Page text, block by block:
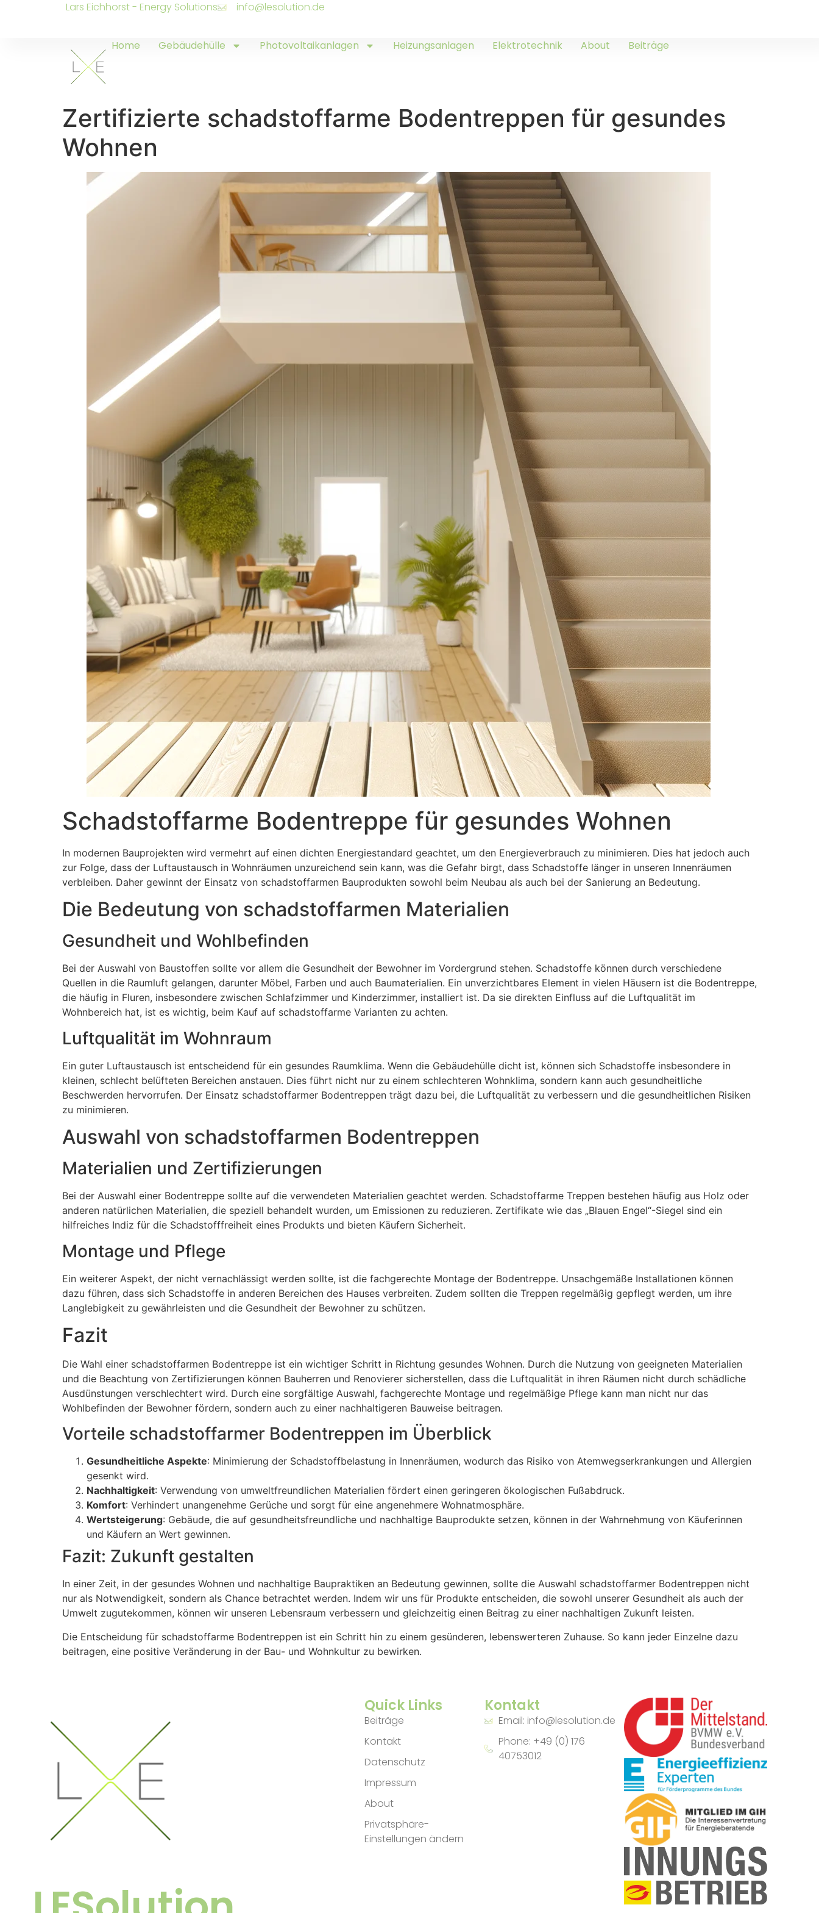
Lars Eichhorst - Energy Solutions info@lesolution.de
Home Gebäudehülle Photovoltaikanlagen Heizungsanlagen Elektrotechnik About Beiträge
Zertifizierte schadstoffarme Bodentreppen für gesundes
Wohnen
Schadstoffarme Bodentreppe für gesundes Wohnen
In modernen Bauprojekten wird vermehrt auf einen dichten Energiestandard geachtet, um den Energieverbrauch zu minimieren. Dies hat jedoch auch
zur Folge, dass der Luftaustausch in Wohnräumen unzureichend sein kann, was die Gefahr birgt, dass Schadstoffe länger in unseren Innenräumen
verbleiben. Daher gewinnt der Einsatz von schadstoffarmen Bauprodukten sowohl beim Neubau als auch bei der Sanierung an Bedeutung.
Die Bedeutung von schadstoffarmen Materialien
Gesundheit und Wohlbefinden
Bei der Auswahl von Baustoffen sollte vor allem die Gesundheit der Bewohner im Vordergrund stehen. Schadstoffe können durch verschiedene
Quellen in die Raumluft gelangen, darunter Möbel, Farben und auch Baumaterialien. Ein unverzichtbares Element in vielen Häusern ist die Bodentreppe,
die häufig in Fluren, insbesondere zwischen Schlafzimmer und Kinderzimmer, installiert ist. Da sie direkten Einfluss auf die Luftqualität im
Wohnbereich hat, ist es wichtig, beim Kauf auf schadstoffarme Varianten zu achten.
Luftqualität im Wohnraum
Ein guter Luftaustausch ist entscheidend für ein gesundes Raumklima. Wenn die Gebäudehülle dicht ist, können sich Schadstoffe insbesondere in
kleinen, schlecht belüfteten Bereichen anstauen. Dies führt nicht nur zu einem schlechteren Wohnklima, sondern kann auch gesundheitliche
Beschwerden hervorrufen. Der Einsatz schadstoffarmer Bodentreppen trägt dazu bei, die Luftqualität zu verbessern und die gesundheitlichen Risiken
zu minimieren.
Auswahl von schadstoffarmen Bodentreppen
Materialien und Zertifizierungen
Bei der Auswahl einer Bodentreppe sollte auf die verwendeten Materialien geachtet werden. Schadstoffarme Treppen bestehen häufig aus Holz oder
anderen natürlichen Materialien, die speziell behandelt wurden, um Emissionen zu reduzieren. Zertifikate wie das „Blauen Engel“-Siegel sind ein
hilfreiches Indiz für die Schadstofffreiheit eines Produkts und bieten Käufern Sicherheit.
Montage und Pflege
Ein weiterer Aspekt, der nicht vernachlässigt werden sollte, ist die fachgerechte Montage der Bodentreppe. Unsachgemäße Installationen können
dazu führen, dass sich Schadstoffe in anderen Bereichen des Hauses verbreiten. Zudem sollten die Treppen regelmäßig gepflegt werden, um ihre
Langlebigkeit zu gewährleisten und die Gesundheit der Bewohner zu schützen.
Fazit
Die Wahl einer schadstoffarmen Bodentreppe ist ein wichtiger Schritt in Richtung gesundes Wohnen. Durch die Nutzung von geeigneten Materialien
und die Beachtung von Zertifizierungen können Bauherren und Renovierer sicherstellen, dass die Luftqualität in ihren Räumen nicht durch schädliche
Ausdünstungen verschlechtert wird. Durch eine sorgfältige Auswahl, fachgerechte Montage und regelmäßige Pflege kann man nicht nur das
Wohlbefinden der Bewohner fördern, sondern auch zu einer nachhaltigeren Bauweise beitragen.
Vorteile schadstoffarmer Bodentreppen im Überblick
Gesundheitliche Aspekte: Minimierung der Schadstoffbelastung in Innenräumen, wodurch das Risiko von Atemwegserkrankungen und Allergien
gesenkt wird.
Nachhaltigkeit: Verwendung von umweltfreundlichen Materialien fördert einen geringeren ökologischen Fußabdruck.
Komfort: Verhindert unangenehme Gerüche und sorgt für eine angenehmere Wohnatmosphäre.
Wertsteigerung: Gebäude, die auf gesundheitsfreundliche und nachhaltige Bauprodukte setzen, können in der Wahrnehmung von Käuferinnen
und Käufern an Wert gewinnen.
Fazit: Zukunft gestalten
In einer Zeit, in der gesundes Wohnen und nachhaltige Baupraktiken an Bedeutung gewinnen, sollte die Auswahl schadstoffarmer Bodentreppen nicht
nur als Notwendigkeit, sondern als Chance betrachtet werden. Indem wir uns für Produkte entscheiden, die sowohl unserer Gesundheit als auch der
Umwelt zugutekommen, können wir unseren Lebensraum verbessern und gleichzeitig einen Beitrag zu einer nachhaltigen Zukunft leisten.
Die Entscheidung für schadstoffarme Bodentreppen ist ein Schritt hin zu einem gesünderen, lebenswerteren Zuhause. So kann jeder Einzelne dazu
beitragen, eine positive Veränderung in der Bau- und Wohnkultur zu bewirken.
Quick Links
Beiträge
Kontakt
Datenschutz
Impressum
About
Privatsphäre-
Einstellungen ändern
Kontakt
Email: info@lesolution.de
Phone: +49 (0) 176
40753012